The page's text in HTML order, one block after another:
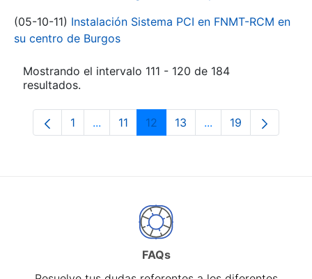
(05-10-11) Instalación Sistema PCI en FNMT-RCM en
su centro de Burgos
Mostrando el intervalo 111 - 120 de 184
resultados.
Página
1 ...Páginas intermedias Use TAB para
Página
11 Página
12 Página
13 ...PáginasPágina
19
FAQs